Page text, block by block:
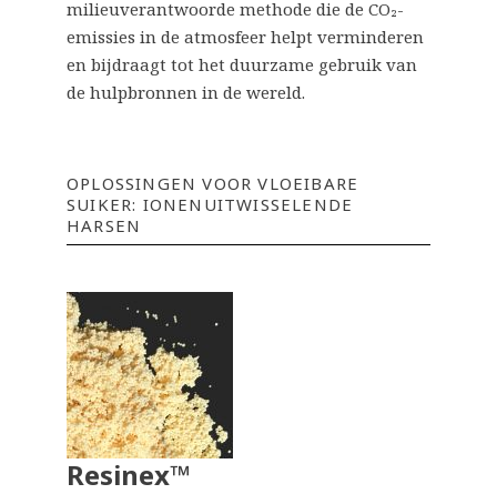
milieuverantwoorde methode die de CO₂-
emissies in de atmosfeer helpt verminderen
en bijdraagt tot het duurzame gebruik van
de hulpbronnen in de wereld.
OPLOSSINGEN VOOR VLOEIBARE
SUIKER: IONENUITWISSELENDE
HARSEN
Resinex™